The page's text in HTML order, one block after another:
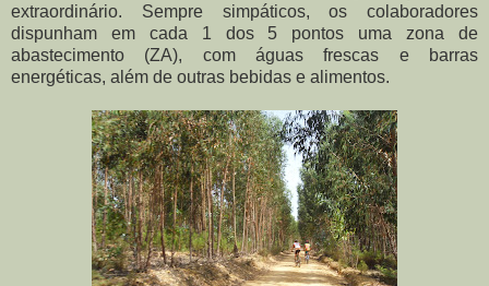
extraordinário. Sempre simpáticos, os colaboradores
dispunham em cada 1 dos 5 pontos uma zona de
abastecimento (ZA), com águas frescas e barras
energéticas, além de outras bebidas e alimentos.